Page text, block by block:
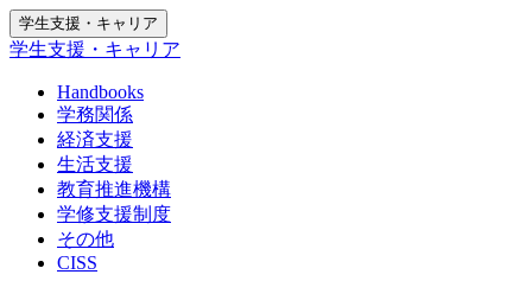
学生支援・キャリア
学生支援・キャリア
Handbooks
学務関係
経済支援
生活支援
教育推進機構
学修支援制度
その他
CISS